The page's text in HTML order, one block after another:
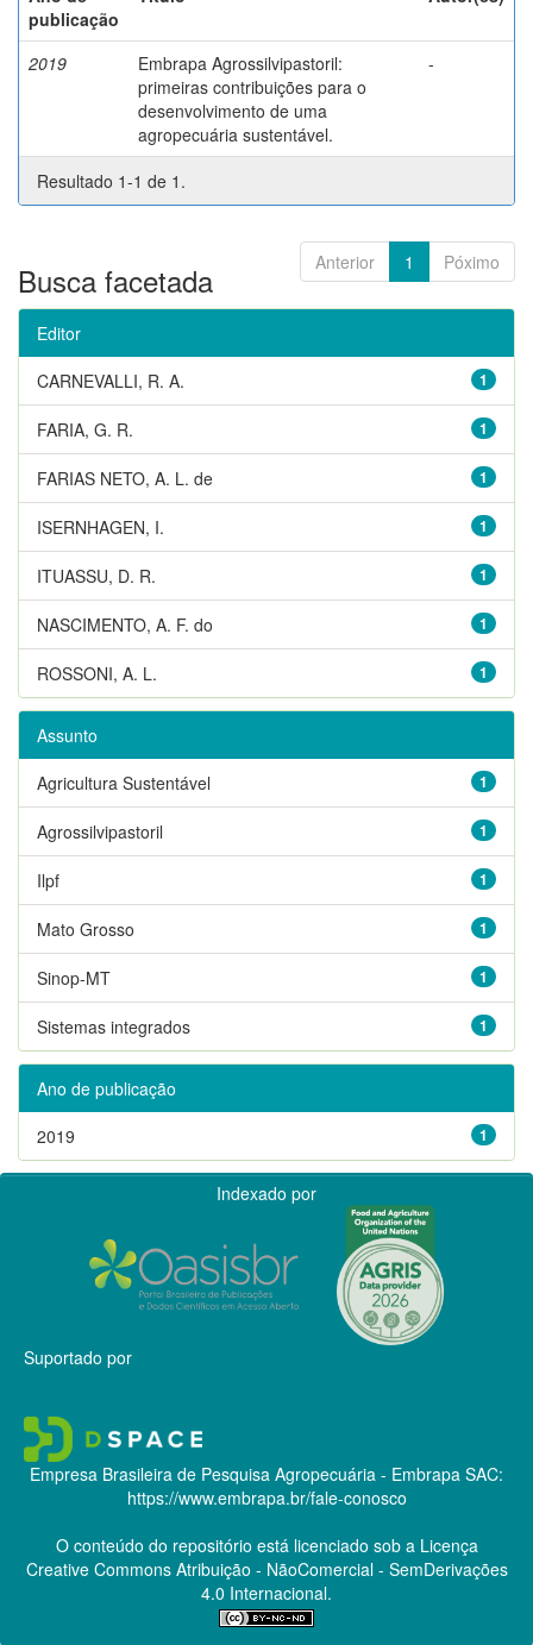
publicação
2019
Embrapa Agrossilvipastoril:
primeiras contribuições para o
desenvolvimento de uma
agropecuária sustentável.
-
Resultado 1-1 de 1.
Anterior 1 Póximo
Busca facetada
Editor
1
CARNEVALLI, R. A.
1
FARIA, G. R.
1
FARIAS NETO, A. L. de
1
ISERNHAGEN, I.
1
ITUASSU, D. R.
1
NASCIMENTO, A. F. do
1
ROSSONI, A. L.
Assunto
1
Agricultura Sustentável
1
Agrossilvipastoril
1
Ilpf
1
Mato Grosso
1
Sinop-MT
1
Sistemas integrados
Ano de publicação
1
2019
Indexado por
Suportado por
Empresa Brasileira de Pesquisa Agropecuária - Embrapa SAC:
https://www.embrapa.br/fale-conosco
O conteúdo do repositório está licenciado sob a Licença
Creative CommonsAtribuição - NãoComercial - SemDerivações
4.0 Internacional.